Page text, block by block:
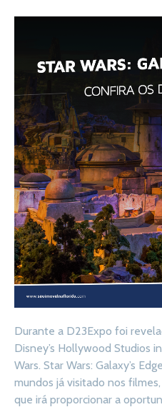
Durante a D23Expo foi
Disney’s Hollywood Studios
Wars. Star Wars: Galaxy’s
mundos já visitado nos
que irá proporcionar a